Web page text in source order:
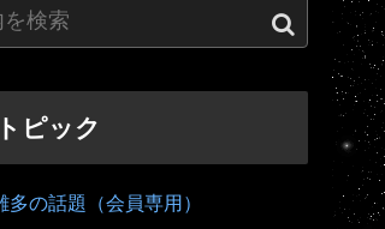
ピック
多の話題（会員専用）